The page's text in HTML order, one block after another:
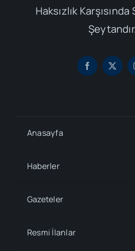
Haksızlık
Anasayfa
Haberler
Gazeteler
Resmi İlanlar